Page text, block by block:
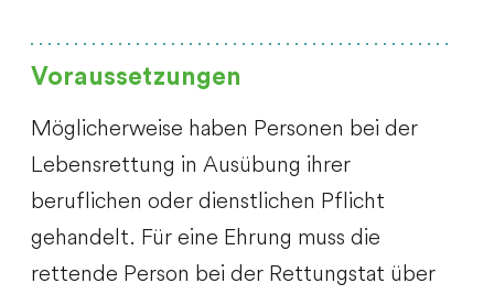
Voraussetzungen
Möglicherweise haben Personen bei der
Lebensrettung in Ausübung ihrer
beruflichen oder dienstlichen Pflicht
gehandelt. Für eine Ehrung muss die
rettende Person bei der Rettungstat über